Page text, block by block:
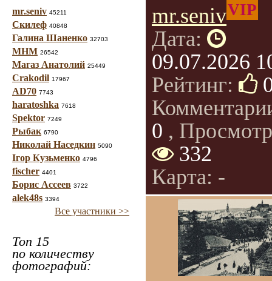
mr.seniv 45211
Скилеф 40848
Галина Шаненко 32703
МНМ 26542
Магаз Анатолий 25449
Crakodil 17967
AD70 7743
haratoshka 7618
Spektor 7249
Рыбак 6790
Николай Наседкин 5090
Ігор Кузьменко 4796
fischer 4401
Борис Ассеев 3722
alek48s 3394
Все участники >>
Топ 15
по количеству
фотографий:
mr.senivVIP
Дата:
09.07.2026
Рейтинг:
0 ,
332
Карта: -